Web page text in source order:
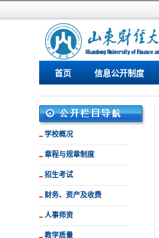
首页 信息公开制度
学校概况
章程与规章制度
招生考试
财务、资产及收费
人事师资
教学质量